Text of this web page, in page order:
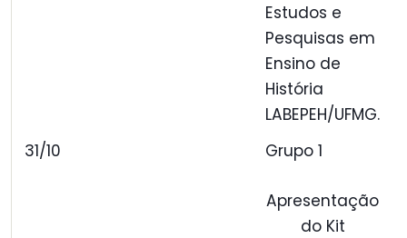
Estudos e
Pesquisas em
Ensino de
História
LABEPEH/UFMG.
31/10
Grupo 1
Apresentação
do Kit